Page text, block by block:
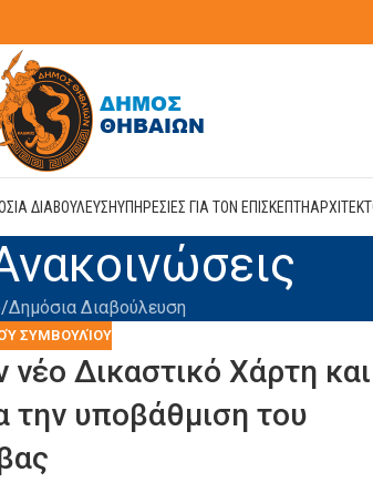
ΔΙΑΒΟΥΛΕΥΣΗΥΠΗΡΕΣΙΕΣ ΓΙΑ ΤΟΝ ΕΠΙΣΚΕΠΤΗ
Δημόσια Διαβούλευση
ΣΥΜΒΟΥΛΊΟΥ
Δικαστικό Χάρτη και
την υποβάθμιση του